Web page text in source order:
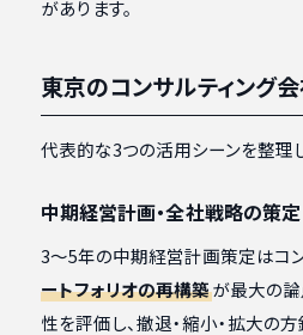
があります。
東京のコンサルティング
代表的な3つの活用シーンを整理し
中期経営計画・全社戦略の策定
3〜5年の中期経営計画策定はコ
ートフォリオの再構築が最大の論
性を評価し、撤退・縮小・拡大の方